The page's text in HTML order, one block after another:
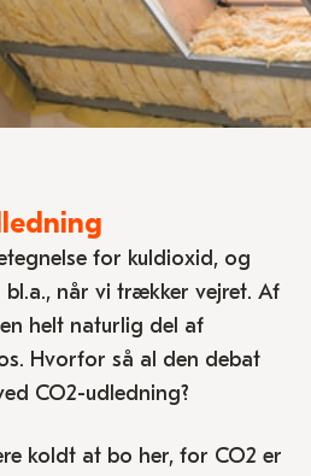
for kuldioxid, og
når vi trækker vejret. Af
helt naturlig del af
Hvorfor så al den debat
CO2-udledning?
koldt at bo her, for CO2 er